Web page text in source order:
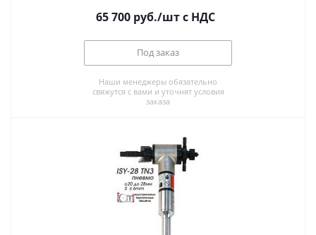
65 700 руб./штс НДС
Под заказ
Наши менеджеры обязательно
свяжутся с вами и уточнят условия
заказа